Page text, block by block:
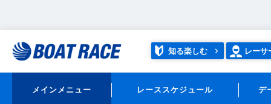
知る楽しむ レーサ
メインメニュー レーススケジュール デ